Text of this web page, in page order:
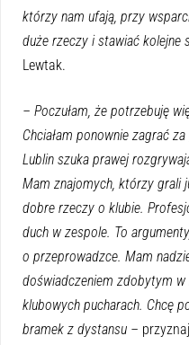
którzy nam ufają, przy
duże rzeczy i stawiać kolejne
Lewtak.
– Poczułam, że potrzebuję
Chciałam ponownie zagrać
Lublin szuka prawej
Mam znajomych, którzy grali
dobre rzeczy o klubie.
duch w zespole. To
o przeprowadzce. Mam
doświadczeniem zdobytym
klubowych pucharach. Chcę
bramek z dystansu –